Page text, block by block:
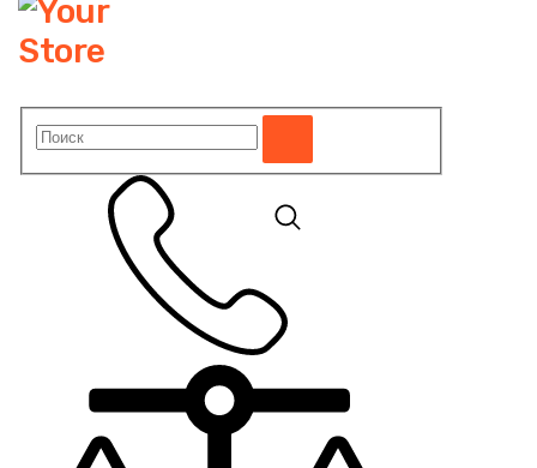
Цена от3 929 222 грн.
КУПИТЬ
Услуги Лизинга
экономное потребление
дизельного топлива
высокая производительность техники
запчатки всегда на складе
Фреза HAMMER-S 2200 разработана специально для обработки